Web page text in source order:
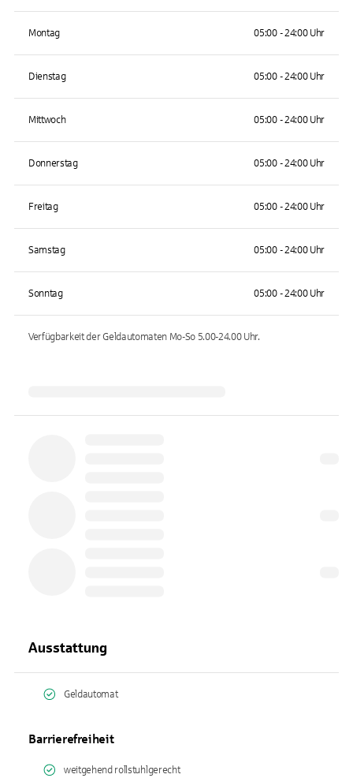
Montag 05:00 - 24:00 Uhr
Dienstag 05:00 - 24:00 Uhr
Mittwoch 05:00 - 24:00 Uhr
Donnerstag 05:00 - 24:00 Uhr
Freitag 05:00 - 24:00 Uhr
Samstag 05:00 - 24:00 Uhr
Sonntag 05:00 - 24:00 Uhr
Verfügbarkeit der Geldautomaten Mo-So 5.00-24.00Uhr.
Ausstattung
Geldautomat
Barrierefreiheit
weitgehend rollstuhlgerecht